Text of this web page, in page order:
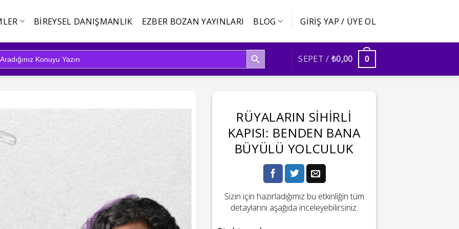
BIREYSEL DANIŞMANLIK EZBER BOZAN YAYINLARI BLOG GIRIŞ YAP / ÜYE OL
SEARCH BUTTON
SEPET / ₺0,00 0
RÜYALARIN SIHIRLI
KAPISI: BENDEN BANA
BÜYÜLÜ YOLCULUK
Sizin için hazırladığımız bu etkinliğin tüm
detaylarını aşağıda inceleyebilirsiniz.